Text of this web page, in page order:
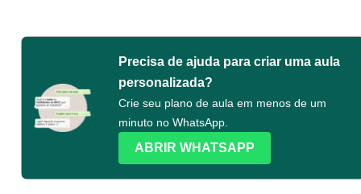
Precisa de ajuda para criar uma aula
personalizada?
Crie seu plano de aula em menos de um
minuto no WhatsApp.
ABRIR WHATSAPP